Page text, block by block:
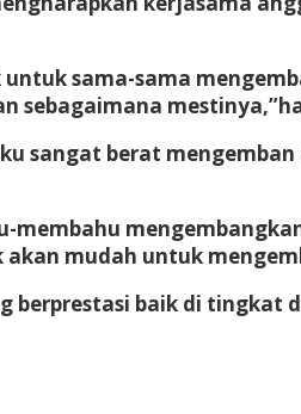
sama-sama
sebagaimana
sangat berat
membahu
mudah untuk
baik di tingkat